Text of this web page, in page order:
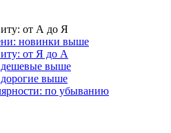
от А до Я
новинки выше
от Я до А
дешевые выше
выше
по убыванию